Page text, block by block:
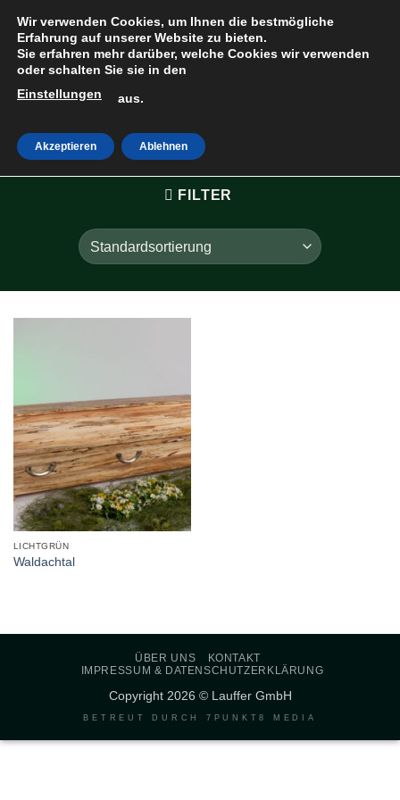
Inhalt
springen
HOME
EGALISIERT
FILTER
LICHTGRÜN
Waldachtal
ÜBER UNS
KONTAKT
IMPRESSUM & DATENSCHUTZERKLÄRUNG
Copyright 2026 © Lauffer GmbH
BETREUT DURCH 7PUNKT8 MEDIA
Wir verwenden Cookies, um Ihnen die bestmögliche
Erfahrung auf unserer Website zu bieten.
Sie erfahren mehr darüber, welche Cookies wir verwenden
oder schalten Sie sie in den
Einstellungen
aus.
Akzeptieren Ablehnen